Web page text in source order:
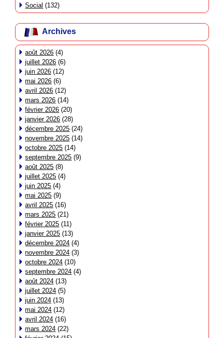
Social (132)
Archives
août 2026 (4)
juillet 2026 (6)
juin 2026 (12)
mai 2026 (6)
avril 2026 (12)
mars 2026 (14)
février 2026 (20)
janvier 2026 (28)
décembre 2025 (24)
novembre 2025 (14)
octobre 2025 (14)
septembre 2025 (9)
août 2025 (8)
juillet 2025 (4)
juin 2025 (4)
mai 2025 (9)
avril 2025 (16)
mars 2025 (21)
février 2025 (11)
janvier 2025 (13)
décembre 2024 (4)
novembre 2024 (3)
octobre 2024 (10)
septembre 2024 (4)
août 2024 (13)
juillet 2024 (5)
juin 2024 (13)
mai 2024 (12)
avril 2024 (16)
mars 2024 (22)